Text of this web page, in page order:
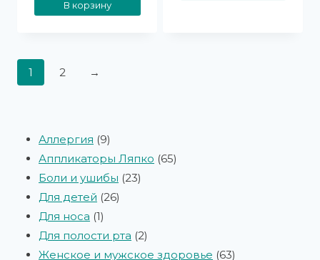
В корзину
1 2 →
Аллергия 9
Аппликаторы Ляпко 65
Боли и ушибы 23
Для детей 26
Для носа 1
Для полости рта 2
Женское и мужское здоровье 63